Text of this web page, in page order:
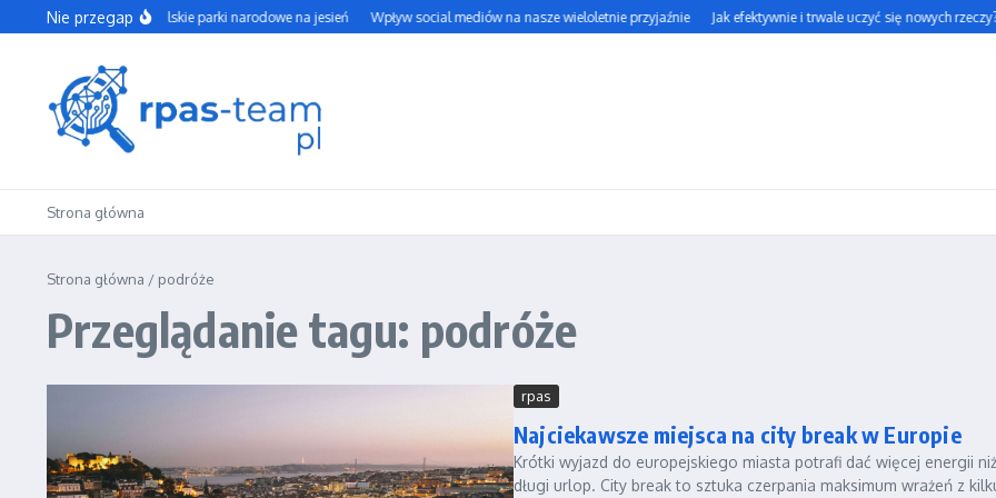
Przejdź do treści
Nie przegap
Najpiękniejsze polskie parki narodowe na jesień Wpływ social mediów na nasze wieloletnie przyjaźnie Jak efektywnie i trwale uczyć się nowych rzeczy?
Strona główna
Strona główna / podróże
Przeglądanie tagu: podróże
rpas
Najciekawsze miejsca na city break w Europie
Krótki wyjazd do europejskiego miasta potrafi dać więcej energii niż
długi urlop. City break to sztuka czerpania maksimum wrażeń z